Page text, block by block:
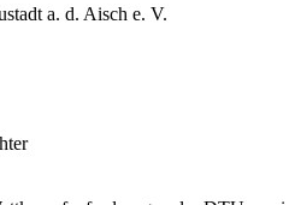
a. d. Aisch e. V.